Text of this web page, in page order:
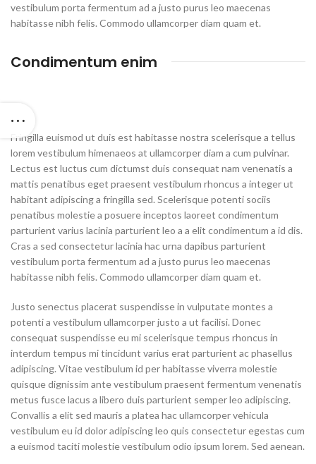
vestibulum porta fermentum ad a justo purus leo maecenas
habitasse nibh felis. Commodo ullamcorper diam quam et.
Condimentum enim
Fringilla euismod ut duis est habitasse nostra scelerisque a tellus
lorem vestibulum himenaeos at ullamcorper diam a cum pulvinar.
Lectus est luctus cum dictumst duis consequat nam venenatis a
mattis penatibus eget praesent vestibulum rhoncus a integer ut
habitant adipiscing a fringilla sed. Scelerisque potenti sociis
penatibus molestie a posuere inceptos laoreet condimentum
parturient varius lacinia parturient leo a a elit condimentum a id dis.
Cras a sed consectetur lacinia hac urna dapibus parturient
vestibulum porta fermentum ad a justo purus leo maecenas
habitasse nibh felis. Commodo ullamcorper diam quam et.
Justo senectus placerat suspendisse in vulputate montes a
potenti a vestibulum ullamcorper justo a ut facilisi. Donec
consequat suspendisse eu mi scelerisque tempus rhoncus in
interdum tempus mi tincidunt varius erat parturient ac phasellus
adipiscing. Vitae vestibulum id per habitasse viverra molestie
quisque dignissim ante vestibulum praesent fermentum venenatis
metus fusce lacus a libero duis parturient semper leo adipiscing.
Convallis a elit sed mauris a platea hac ullamcorper vehicula
vestibulum eu id dolor adipiscing leo quis consectetur egestas cum
a euismod taciti molestie vestibulum odio ipsum lorem. Sed aenean.